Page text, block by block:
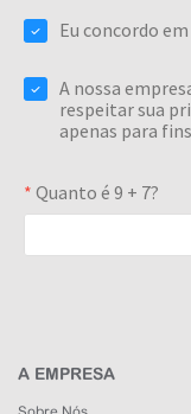
A EMPRESA